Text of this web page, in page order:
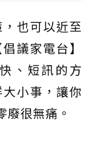
也可以近至
議家電台】
、短訊的方
小事，讓你
廢很無痛。